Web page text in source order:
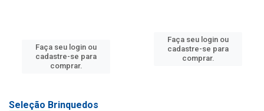
Faça seu login ou
cadastre-se para
comprar.
Faça seu login ou
cadastre-se para
comprar.
Seleção Brinquedos